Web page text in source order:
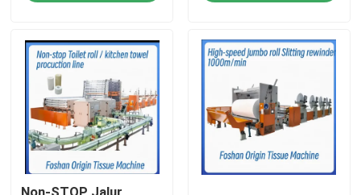
Tentang Kami
Tur Pabrik
Kontrol Kualitas